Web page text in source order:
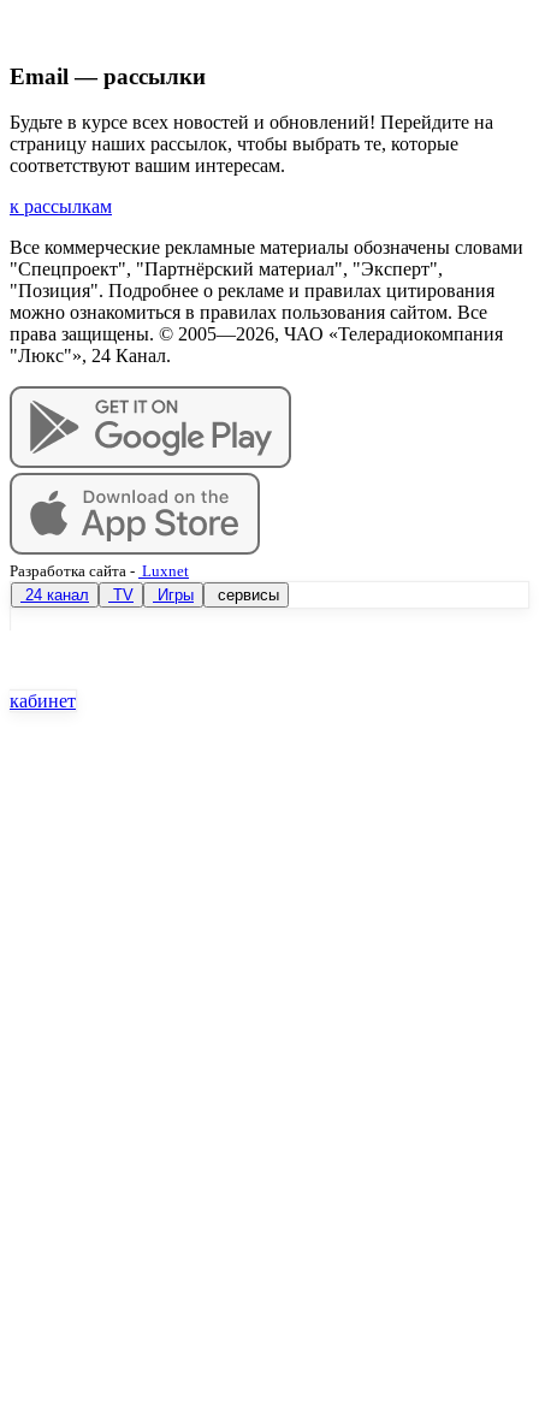
Email — рассылки
Будьте в курсе всех новостей и обновлений! Перейдите на
страницу наших рассылок, чтобы выбрать те, которые
соответствуют вашим интересам.
к рассылкам
Все коммерческие рекламные материалы обозначены словами
"Спецпроект", "Партнёрский материал", "Эксперт",
"Позиция". Подробнее о рекламе и правилах цитирования
можно ознакомиться в правилах пользования сайтом. Все
права защищены. © 2005—2026, ЧАО «Телерадиокомпания
"Люкс"», 24 Канал.
Разработка сайта - Luxnet
24 канал
TV Игры сервисы
кабинет